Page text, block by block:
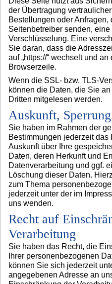
der Übertragung
Bestellungen oder Anfragen,
Seitenbetreiber senden,
Verschlüsselung. Eine
Sie daran, dass die
auf „https://“ wechselt und
Browserzeile.
Wenn die SSL- bzw. TLS-
können die Daten, die Sie
Dritten mitgelesen werden.
Auskunft,
Sie haben im Rahmen der
Bestimmungen jederzeit
Auskunft über Ihre
Daten, deren Herkunft und
Datenverarbeitung und ggf.
Löschung dieser Daten.
zum Thema
jederzeit unter der im
uns wenden.
Recht auf
Verarbeitung
Sie haben das Recht, die
Ihrer personenbezogenen
können Sie sich jederzeit
angegebenen Adresse an